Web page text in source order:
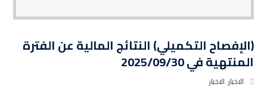
(الإفصاح التكميلي) النتائج المالية عن الفترة
المنتهية في 2025/09/30
الاخبار,الاخبار